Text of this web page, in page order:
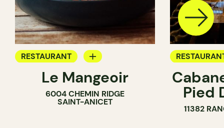
RESTAURANT
APPORTEZ VOTRE VIN
FERME
Le Mangeoir
6004 CHEMIN RIDGE
SAINT-ANICET
FERME
Pied
11382